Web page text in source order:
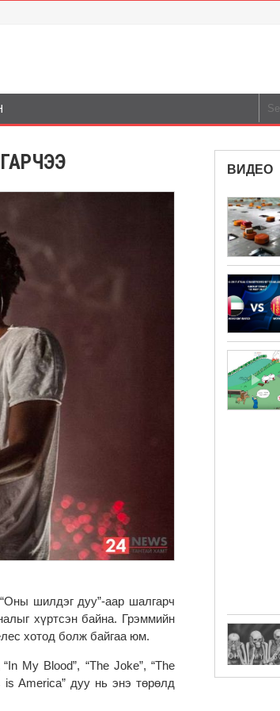
ВИДЕО
шилдэг дуу”-аар шалгарч
хүртсэн байна. Грэммийн
хотод болж байгаа юм.
My Blood”, “The Joke”, “The
is America” дуу нь энэ төрөлд